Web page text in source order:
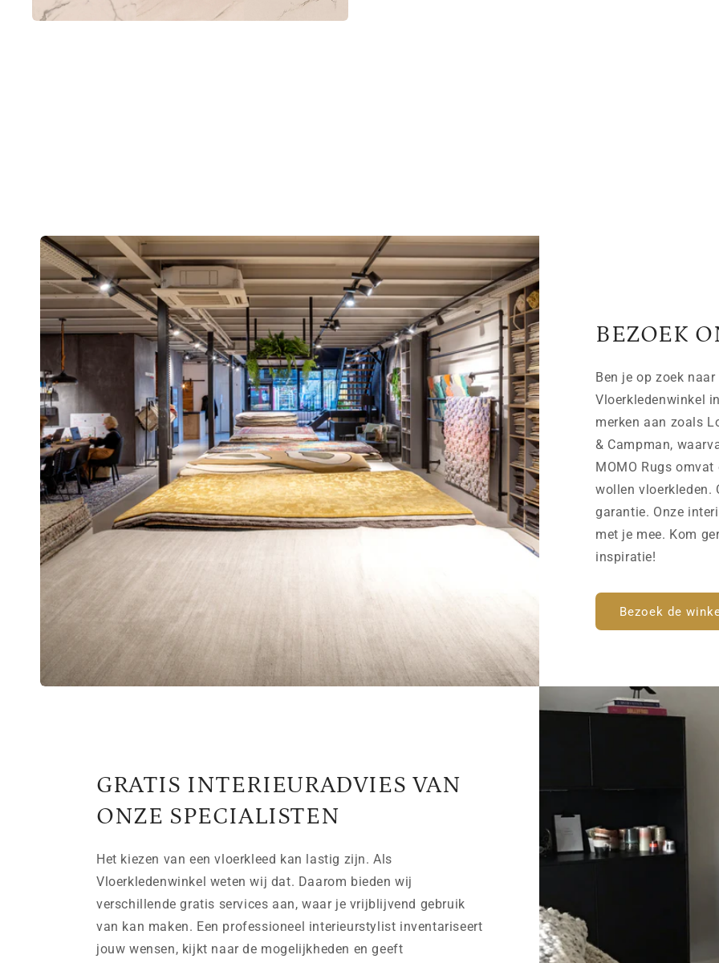
BEZOEK
Ben je op zoek
Vloerkledenwinkel
merken aan zoals
& Campman,
MOMO Rugs
wollen vloerkleden.
garantie. Onze
met je mee. Kom
inspiratie!
Bezoek de
GRATIS INTERIEURADVIES VAN
ONZE SPECIALISTEN
Het kiezen van een vloerkleed kan lastig zijn. Als
Vloerkledenwinkel weten wij dat. Daarom bieden wij
verschillende gratis services aan, waar je vrijblijvend gebruik
van kan maken. Een professioneel interieurstylist inventariseert
jouw wensen, kijkt naar de mogelijkheden en geeft